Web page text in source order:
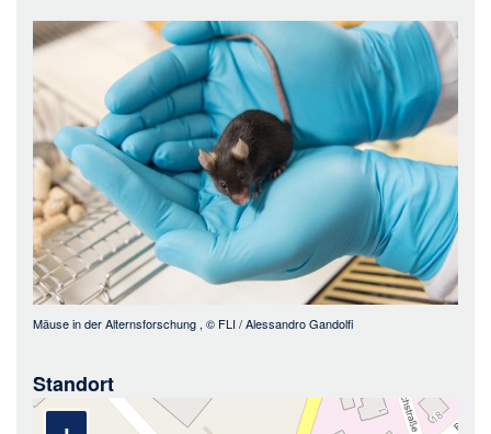
Bild
Mäuse in der Alternsforschung , © FLI / Alessandro Gandolfi
Standort